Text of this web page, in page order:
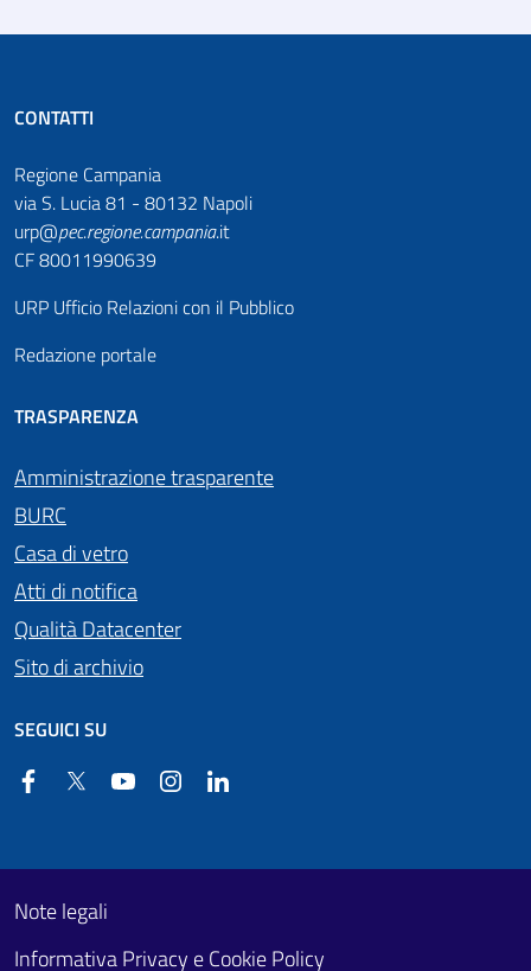
CONTATTI
Regione Campania
via S. Lucia 81 - 80132 Napoli
urp@pec.regione.campania.it
CF 80011990639
URP Ufficio Relazioni con il Pubblico
Redazione portale
TRASPARENZA
Amministrazione trasparente
BURC
Casa di vetro
Atti di notifica
Qualità Datacenter
Sito di archivio
SEGUICI SU
FacebookTwitter YouTube Instagram
Footer First
Useful links section
Note legali
Informativa Privacy e Cookie Policy